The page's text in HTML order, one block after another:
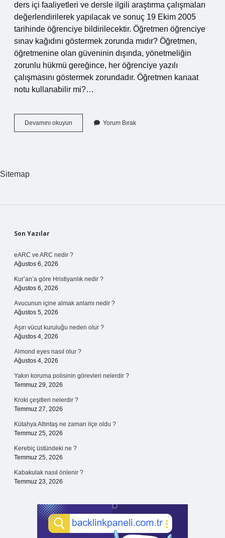
ders içi faaliyetleri ve dersle ilgili araştırma çalışmaları
değerlendirilerek yapılacak ve sonuç 19 Ekim 2005
tarihinde öğrenciye bildirilecektir. Öğretmen öğrenciye
sınav kağıdını göstermek zorunda mıdır? Öğretmen,
öğretmenine olan güveninin dışında, yönetmeliğin
zorunlu hükmü gereğince, her öğrenciye yazılı
çalışmasını göstermek zorundadır. Öğretmen kanaat
notu kullanabilir mi?…
Devamını okuyun
Öğretmen
Yorum Bırak
Sitemap
Sidebar
Son Yazılar
eARC ve ARC nedir ?
Ağustos 6, 2026
Kur’an’a göre Hristiyanlık nedir ?
Ağustos 6, 2026
Avucunun içine almak anlamı nedir ?
Ağustos 5, 2026
Aşırı vücut kuruluğu neden olur ?
Ağustos 4, 2026
Almond eyes nasıl olur ?
Ağustos 4, 2026
Yakın koruma polisinin görevleri nelerdir ?
Temmuz 29, 2026
Kroki çeşitleri nelerdir ?
Temmuz 27, 2026
Kütahya Altıntaş ne zaman ilçe oldu ?
Temmuz 25, 2026
Kerebiç üstündeki ne ?
Temmuz 25, 2026
Kabakulak nasıl önlenir ?
Temmuz 23, 2026